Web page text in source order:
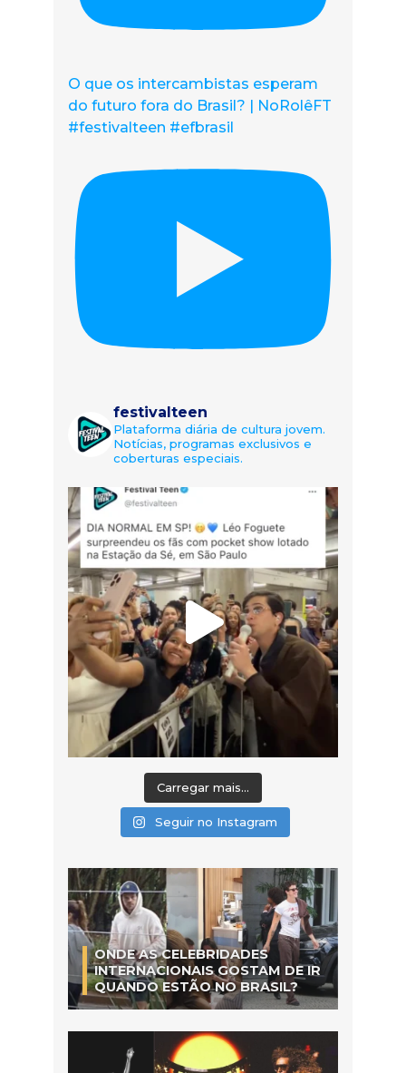
O que os intercambistas esperam
do futuro fora do Brasil? | NoRolêFT
#festivalteen #efbrasil
festivalteen
Plataforma diária de cultura jovem.
Notícias, programas exclusivos e
coberturas especiais.
Carregar mais...
Seguir no Instagram
ONDE AS CELEBRIDADES
INTERNACIONAIS GOSTAM DE IR
QUANDO ESTÃO NO BRASIL?